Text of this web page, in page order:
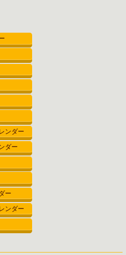
ダー
ダー
ダー
ダー
ダー
ダー
ンダー
ダー
ダー
ダー
ダー
ンダー
ダー